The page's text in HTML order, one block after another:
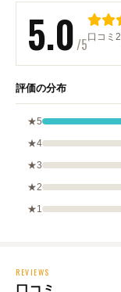
5.0/5口コミ
評価の分布
★5
★4
★3
★2
★1
REVIEWS